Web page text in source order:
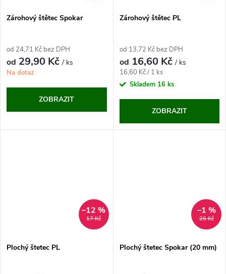
Zárohový štětec Spokar
od 24,71 Kč bez DPH
od 29,90 Kč/ ks
Na dotaz
ZOBRAZIT
Zárohový štětec PL
od 13,72 Kč bez DPH
od 16,60 Kč/ ks
Měrná
cena:
16,60 Kč / 1 ks
Skladem 16 ks
ZOBRAZIT
17 Kč
–12 %
Plochý štetec PL
26 Kč
–1 %
Plochý štetec Spokar (20 mm)